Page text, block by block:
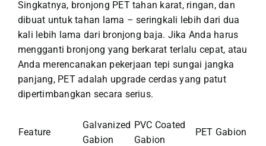
Singkatnya, bronjong PET tahan karat, ringan, dan
dibuat untuk tahan lama – seringkali lebih dari dua
kali lebih lama dari bronjong baja. Jika Anda harus
mengganti bronjong yang berkarat terlalu cepat, atau
Anda merencanakan pekerjaan tepi sungai jangka
panjang, PET adalah upgrade cerdas yang patut
dipertimbangkan secara serius.
Feature
Galvanized
Gabion
PVC Coated
Gabion
PET Gabion